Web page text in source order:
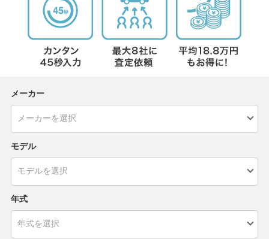
メーカー
モデル
年式